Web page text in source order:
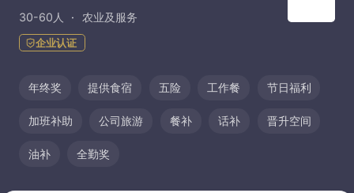
30-60人 农业及服务
企业认证
年终奖 提供食宿 五险 工作餐 节日福利
加班补助 公司旅游 餐补 话补 晋升空间
油补 全勤奖